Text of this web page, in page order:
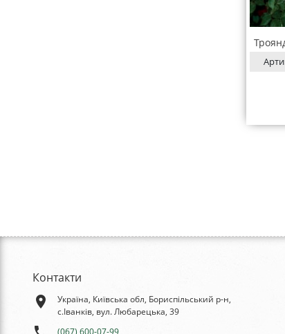
Контакти
place
Україна, Київська обл, Бориспільський р-н,
с.Іванків, вул. Любарецька, 39